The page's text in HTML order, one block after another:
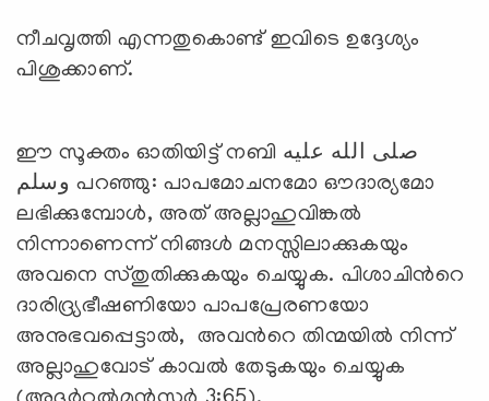
നീചവൃത്തി എന്നതുകൊണ്ട് ഇവിടെ ഉദ്ദേശ്യം
പിശുക്കാണ്.
ഈ സൂക്തം ഓതിയിട്ട് നബി صلى الله عليه
وسلم പറഞ്ഞു: പാപമോചനമോ ഔദാര്യമോ
ലഭിക്കുമ്പോള്‍, അത് അല്ലാഹുവിങ്കല്‍
നിന്നാണെന്ന് നിങ്ങള്‍ മനസ്സിലാക്കുകയും
അവനെ സ്തുതിക്കുകയും ചെയ്യുക. പിശാചിന്‍റെ
ദാരിദ്ര്യഭീഷണിയോ പാപപ്രേരണയോ
അനുഭവപ്പെട്ടാല്‍, അവന്‍റെ തിന്മയില്‍ നിന്ന്
അല്ലാഹുവോട് കാവല്‍ തേടുകയും ചെയ്യുക